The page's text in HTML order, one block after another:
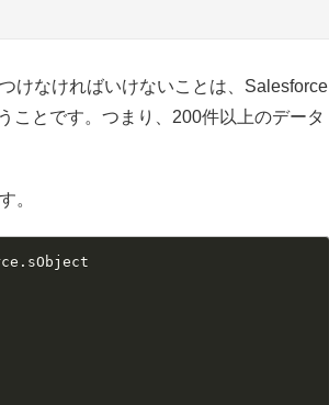
けなければいけないことは、Salesforce
ことです。つまり、200件以上のデータ
。
.